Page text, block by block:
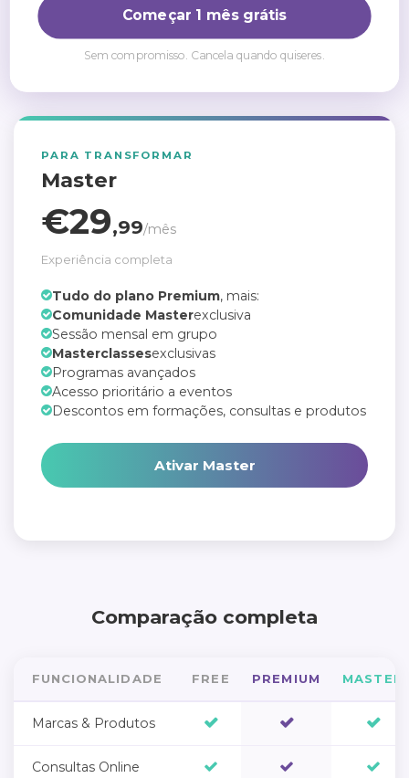
Começar 1 mês grátis
Sem compromisso. Cancela quando quiseres.
PARA TRANSFORMAR
Master
€29,99/mês
Experiência completa
Tudo do plano Premium, mais:
Comunidade Masterexclusiva
Sessão mensal em grupo
Masterclassesexclusivas
Programas avançados
Acesso prioritário a eventos
Descontos em formações, consultas e produtos
Ativar Master
Comparação completa
FUNCIONALIDADE FREE PREMIUM MASTER
Marcas & Produtos
Consultas Online